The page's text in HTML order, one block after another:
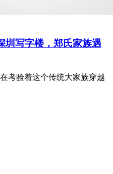
圳写字楼，郑氏家族遇
考验着这个传统大家族穿越